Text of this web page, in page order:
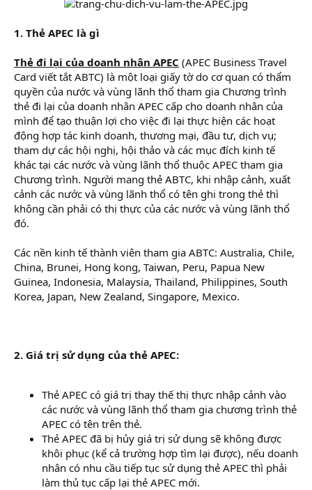
1. Thẻ APEC là gì
Thẻ đi lại của doanh nhân APEC (APEC Business Travel
Card viết tắt ABTC) là một loại giấy tờ do cơ quan có thẩm
quyền của nước và vùng lãnh thổ tham gia Chương trình
thẻ đi lại của doanh nhân APEC cấp cho doanh nhân của
mình để tạo thuận lợi cho việc đi lại thực hiện các hoạt
động hợp tác kinh doanh, thương mại, đầu tư, dịch vụ;
tham dự các hội nghị, hội thảo và các mục đích kinh tế
khác tại các nước và vùng lãnh thổ thuộc APEC tham gia
Chương trình. Người mang thẻ ABTC, khi nhập cảnh, xuất
cảnh các nước và vùng lãnh thổ có tên ghi trong thẻ thì
không cần phải có thị thực của các nước và vùng lãnh thổ
đó.
Các nền kinh tế thành viên tham gia ABTC: Australia, Chile,
China, Brunei, Hong kong, Taiwan, Peru, Papua New
Guinea, Indonesia, Malaysia, Thailand, Philippines, South
Korea, Japan, New Zealand, Singapore, Mexico.
2. Giá trị sử dụng của thẻ APEC:
Thẻ APEC có giá trị thay thế thị thực nhập cảnh vào
các nước và vùng lãnh thổ tham gia chương trình thẻ
APEC có tên trên thẻ.
Thẻ APEC đã bị hủy giá trị sử dụng sẽ không được
khôi phục (kể cả trường hợp tìm lại được), nếu doanh
nhân có nhu cầu tiếp tục sử dụng thẻ APEC thì phải
làm thủ tục cấp lại thẻ APEC mới.